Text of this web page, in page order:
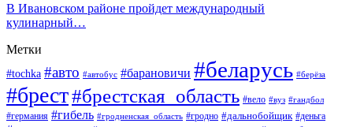
В Ивановском районе пройдет международный
кулинарный…
Метки
#tochka #авто #автобус #барановичи #беларусь #берёза
#брест#брестская_область #вело #вуз #гандбол
#германия #гибель #гродненская_область #гродно #дальнобойщик #деньга